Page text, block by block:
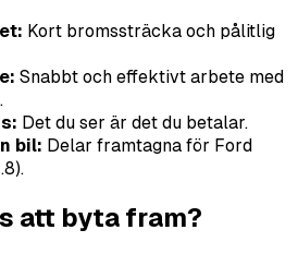
Kort bromssträcka och pålitlig
Snabbt och effektivt arbete med
Det du ser är det du betalar.
bil: Delar framtagna för Ford
att byta fram?